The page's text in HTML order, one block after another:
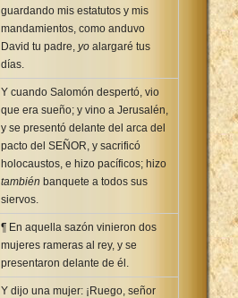
guardando mis estatutos y mis
mandamientos, como anduvo
David tu padre, yo alargaré tus
días.
Y cuando Salomón despertó, vio
que era sueño; y vino a Jerusalén,
y se presentó delante del arca del
pacto del SEÑOR, y sacrificó
holocaustos, e hizo pacíficos; hizo
también banquete a todos sus
siervos.
¶ En aquella sazón vinieron dos
mujeres rameras al rey, y se
presentaron delante de él.
Y dijo una mujer: ¡Ruego, señor